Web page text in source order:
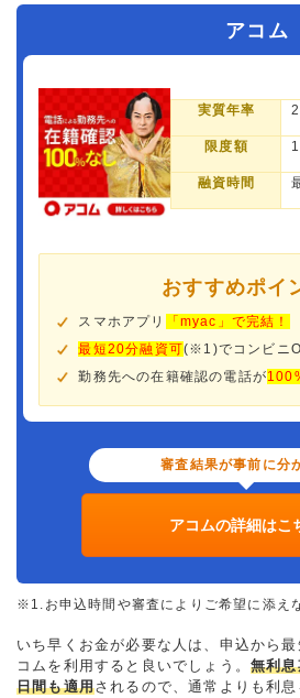
アコム
実質年率
限度額
融資時間
おすすめポイ
スマホアプリ
「myac」で完結！
最短20分融資可(※1)でコンビニ
勤務先への在籍確認の電話が
審査結果が事前に分
アコムの詳細はこ
※1.お申込時間や審査によりご希望に添え
いち早くお金が必要な人は、申込から
コムを利用すると良いでしょう。 無利
日間も適用されるので、通常よりも利